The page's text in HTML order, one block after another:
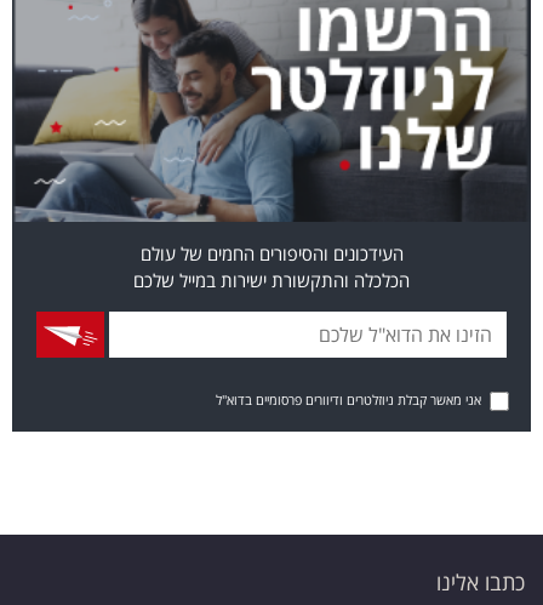
העידכונים והסיפורים החמים של עולם
הכלכלה והתקשורת ישירות במייל שלכם
אני מאשר קבלת ניוזלטרים ודיוורים פרסומיים בדוא"ל
כתבו אלינו